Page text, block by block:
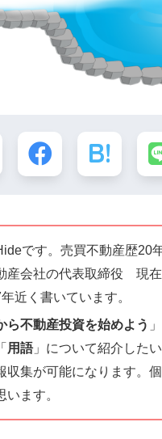
です。売買不動産歴
産会社の代表取締役 現在
近く書いています。
ら不動産投資を始めよう
用語」について紹介した
収集が可能になります。
ます。